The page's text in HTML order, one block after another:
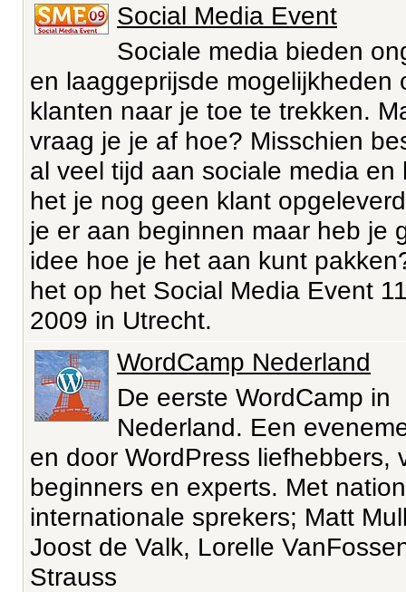
Social Media Event
Sociale media bieden
en laaggeprijsde mogelijkheden
klanten naar je toe te trekken.
vraag je je af hoe? Misschien
al veel tijd aan sociale media en
het je nog geen klant
je er aan beginnen maar heb je
idee hoe je het aan kunt
het op het Social Media Event
2009 in Utrecht.
WordCamp Nederland
De eerste WordCamp in
Nederland. Een
en door WordPress liefhebbers,
beginners en experts. Met
internationale sprekers; Matt
Joost de Valk, Lorelle
Strauss